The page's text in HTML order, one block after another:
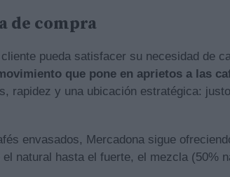
de compra
pueda satisfacer su necesidad de
que pone en aprietos a las
rapidez y una ubicación estratégica:
envasados, Mercadona sigue
natural hasta el fuerte, el mezcla (50%